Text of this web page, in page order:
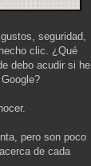
seguridad,
clic. ¿Qué
debo acudir si he
pero son poco
de cada